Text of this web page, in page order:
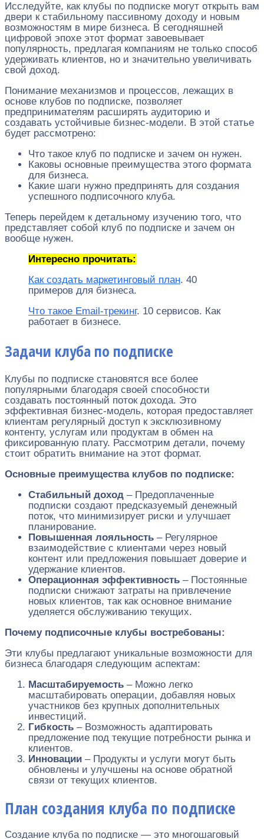
Исследуйте, как клубы по подписке могут открыть вам
двери к стабильному пассивному доходу и новым
возможностям в мире бизнеса. В сегодняшней
цифровой эпохе этот формат завоевывает
популярность, предлагая компаниям не только способ
удерживать клиентов, но и значительно увеличивать
свой доход.
Понимание механизмов и процессов, лежащих в
основе клубов по подписке, позволяет
предпринимателям расширять аудиторию и
создавать устойчивые бизнес-модели. В этой статье
будет рассмотрено:
Что такое клуб по подписке и зачем он нужен.
Каковы основные преимущества этого формата
для бизнеса.
Какие шаги нужно предпринять для создания
успешного подписочного клуба.
Теперь перейдем к детальному изучению того, что
представляет собой клуб по подписке и зачем он
вообще нужен.
Интересно прочитать:
Как создать маркетинговый план. 40
примеров для бизнеса.
Что такое Email-трекинг. 10 сервисов. Как
работает в бизнесе.
Задачи клуба по подписке
Клубы по подписке становятся все более
популярными благодаря своей способности
создавать постоянный поток дохода. Это
эффективная бизнес-модель, которая предоставляет
клиентам регулярный доступ к эксклюзивному
контенту, услугам или продуктам в обмен на
фиксированную плату. Рассмотрим детали, почему
стоит обратить внимание на этот формат.
Основные преимущества клубов по подписке:
Стабильный доход – Предоплаченные
подписки создают предсказуемый денежный
поток, что минимизирует риски и улучшает
планирование.
Повышенная лояльность – Регулярное
взаимодействие с клиентами через новый
контент или предложения повышает доверие и
удержание клиентов.
Операционная эффективность – Постоянные
подписки снижают затраты на привлечение
новых клиентов, так как основное внимание
уделяется обслуживанию текущих.
Почему подписочные клубы востребованы:
Эти клубы предлагают уникальные возможности для
бизнеса благодаря следующим аспектам:
Масштабируемость – Можно легко
масштабировать операции, добавляя новых
участников без крупных дополнительных
инвестиций.
Гибкость – Возможность адаптировать
предложение под текущие потребности рынка и
клиентов.
Инновации – Продукты и услуги могут быть
обновлены и улучшены на основе обратной
связи от текущих клиентов.
План создания клуба по подписке
Создание клуба по подписке — это многошаговый